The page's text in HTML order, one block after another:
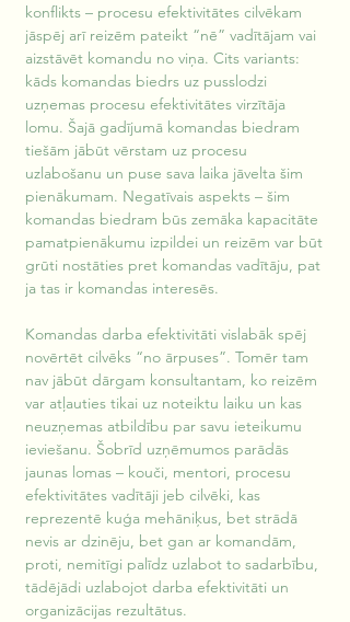
konflikts – procesu efektivitātes cilvēkam
jāspēj arī reizēm pateikt “nē” vadītājam vai
aizstāvēt komandu no viņa. Cits variants:
kāds komandas biedrs uz pusslodzi
uzņemas procesu efektivitātes virzītāja
lomu. Šajā gadījumā komandas biedram
tiešām jābūt vērstam uz procesu
uzlabošanu un puse sava laika jāvelta šim
pienākumam. Negatīvais aspekts – šim
komandas biedram būs zemāka kapacitāte
pamatpienākumu izpildei un reizēm var būt
grūti nostāties pret komandas vadītāju, pat
ja tas ir komandas interesēs.
Komandas darba efektivitāti vislabāk spēj
novērtēt cilvēks “no ārpuses”. Tomēr tam
nav jābūt dārgam konsultantam, ko reizēm
var atļauties tikai uz noteiktu laiku un kas
neuzņemas atbildību par savu ieteikumu
ieviešanu. Šobrīd uzņēmumos parādās
jaunas lomas – kouči, mentori, procesu
efektivitātes vadītāji jeb cilvēki, kas
reprezentē kuģa mehāniķus, bet strādā
nevis ar dzinēju, bet gan ar komandām,
proti, nemitīgi palīdz uzlabot to sadarbību,
tādējādi uzlabojot darba efektivitāti un
organizācijas rezultātus.